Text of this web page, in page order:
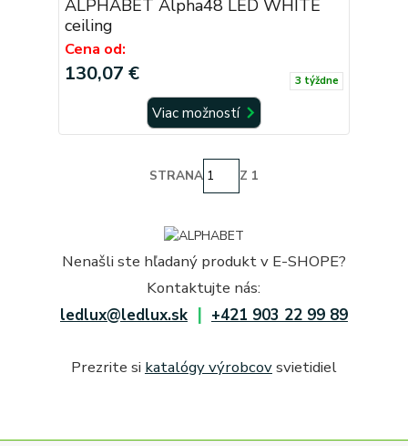
ALPHABET Alpha48 LED WHITE
ceiling
Cena od:
130,07 € 3 týždne
Viac možností
STRANA Z 1
Nenašli ste hľadaný produkt v E-SHOPE?
Kontaktujte nás:
ledlux@ledlux.sk | +421 903 22 99 89
Prezrite si katalógy výrobcovsvietidiel